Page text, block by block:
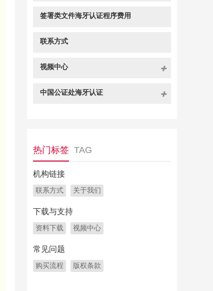
签署类文件海牙认证程序费用
联系方式
视频中心
中国公证处海牙认证
热门标签 TAG
机构链接
联系方式 关于我们
下载与支持
资料下载 视频中心
常见问题
购买流程 版权条款